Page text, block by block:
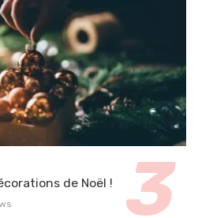
de Noël !